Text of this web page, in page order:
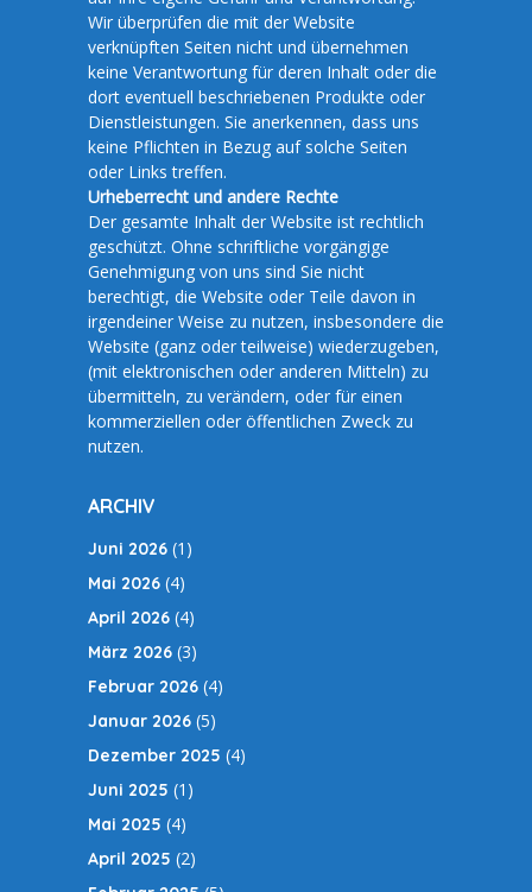
Wir überprüfen die mit der Website
verknüpften Seiten nicht und übernehmen
keine Verantwortung für deren Inhalt oder die
dort eventuell beschriebenen Produkte oder
Dienstleistungen. Sie anerkennen, dass uns
keine Pflichten in Bezug auf solche Seiten
oder Links treffen.
Urheberrecht und andere Rechte
Der gesamte Inhalt der Website ist rechtlich
geschützt. Ohne schriftliche vorgängige
Genehmigung von uns sind Sie nicht
berechtigt, die Website oder Teile davon in
irgendeiner Weise zu nutzen, insbesondere die
Website (ganz oder teilweise) wiederzugeben,
(mit elektronischen oder anderen Mitteln) zu
übermitteln, zu verändern, oder für einen
kommerziellen oder öffentlichen Zweck zu
nutzen.
ARCHIV
Juni 2026 (1)
Mai 2026 (4)
April 2026 (4)
März 2026 (3)
Februar 2026 (4)
Januar 2026 (5)
Dezember 2025 (4)
Juni 2025 (1)
Mai 2025 (4)
April 2025 (2)